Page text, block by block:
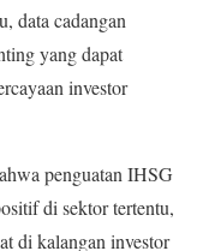
data cadangan
yang dapat
investor
penguatan IHSG
di sektor tertentu,
di kalangan investor